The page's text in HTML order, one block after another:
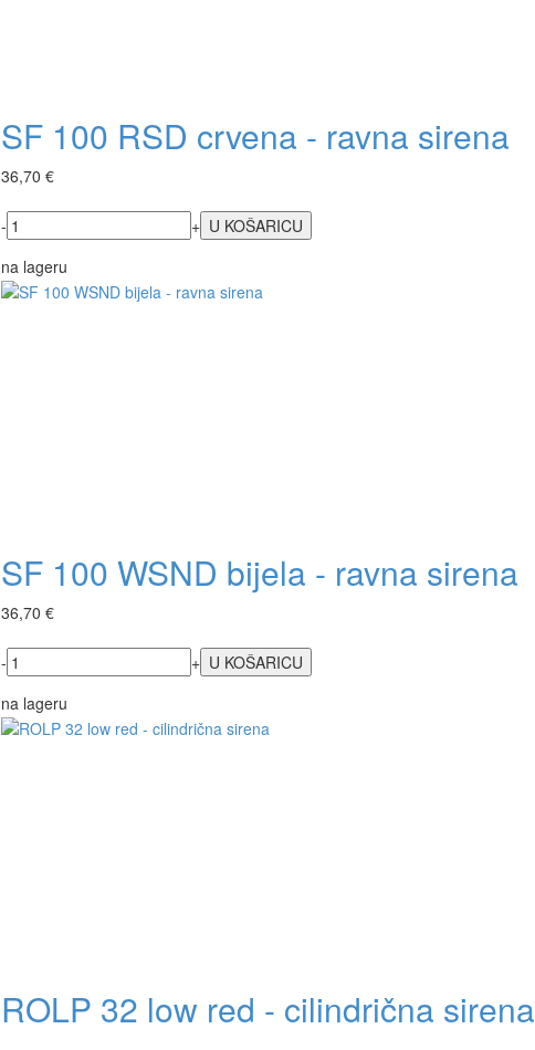
SF 100 RSD crvena - ravna sirena
36,70 €
-
+
na lageru
SF 100 WSND bijela - ravna sirena
36,70 €
-
+
na lageru
ROLP 32 low red - cilindrična sirena